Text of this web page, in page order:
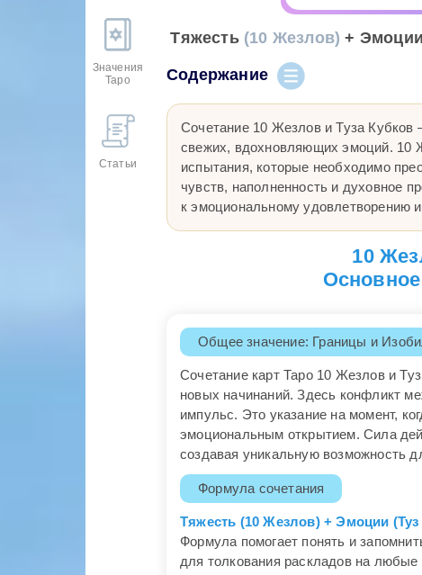
Значения
Таро
Статьи
Тяжесть (10 Жезлов) + Эмоции
Содержание
Сочетание 10 Жезлов и Туза
свежих, вдохновляющих эмоций. 10
испытания, которые необходимо
чувств, наполненность и духовное
к эмоциональному удовлетворению
10
Общее значение: Границы и
Сочетание карт Таро 10 Жезлов и
новых начинаний. Здесь конфликт
импульс. Это указание на момент,
эмоциональным открытием. Сила
создавая уникальную возможность
Формула сочетания
Тяжесть (10 Жезлов) + Эмоции
Формула помогает понять и
для толкования раскладов на